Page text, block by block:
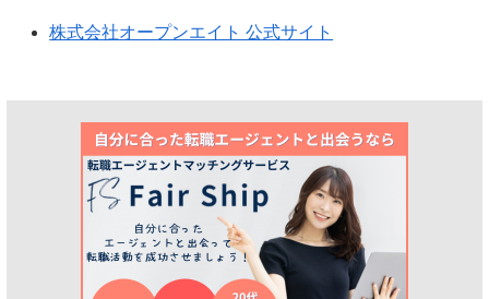
株式会社オープンエイト 公式サイト